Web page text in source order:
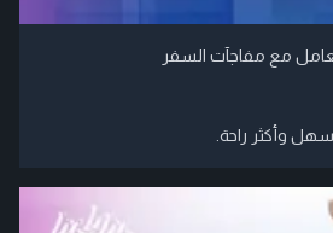
مع مفاجآت السفر
وأكثر راحة.